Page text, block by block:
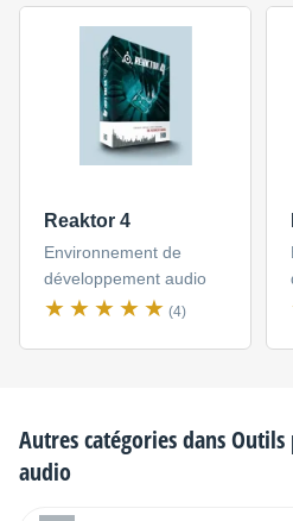
Reaktor 4
Environnement de
développement audio
(4)
Autres catégories dansOutils
audio